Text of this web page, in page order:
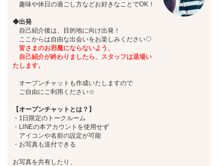
趣味や休日の過ごし方などお好きなことでOK！
◆出発
自己紹介後は、目的地に向け出発！
ここからは自由な出会いをお楽しみください♡
皆さまのお邪魔にならないよう、
自己紹介が終わりましたら、スタッフは退場い
たします。
オープンチャットも作成いたしますので
ご自由にご利用ください☆
【オープンチャットとは？】
・1日限定のトークルーム
・LINEの本アカウントを使用せず
アイコンや名前の設定が可能
・お写真も送付できる
お写真を共有したり、